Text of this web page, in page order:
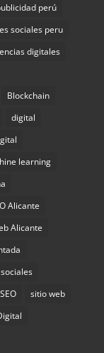
perú
sociales peru
digitales
Blockchain
digital
learning
Alicante
Alicante
SEO
sitio web